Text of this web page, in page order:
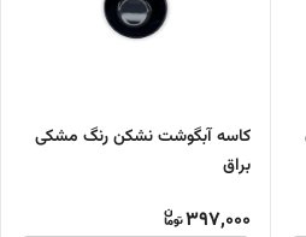
کاسه آبگوشت نشکن رنگ مشکی
براق
397,000